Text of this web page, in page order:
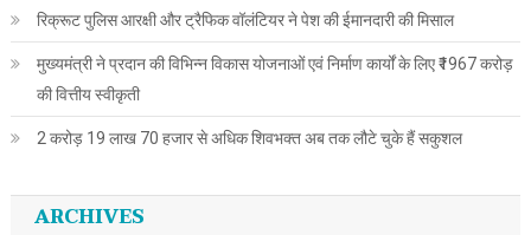
रिक्रूट पुलिस आरक्षी और ट्रैफिक वॉलंटियर ने पेश की ईमानदारी की मिसाल
मुख्यमंत्री ने प्रदान की विभिन्न विकास योजनाओं एवं निर्माण कार्यों के लिए ₹1967 करोड़
की वित्तीय स्वीकृती
2 करोड़ 19 लाख 70 हजार से अधिक शिवभक्त अब तक लौटे चुके हैं सकुशल
ARCHIVES